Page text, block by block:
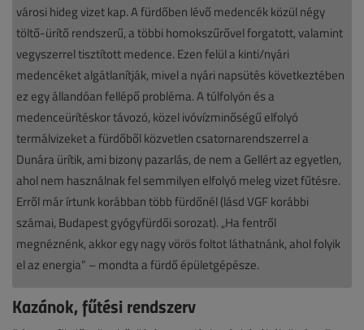
városi hideg vizet kap. A fürdőben lévő medencék közül négy
töltő-ürítő rendszerű, a többi homokszűrővel forgatott, valamint
vegyszerrel tisztított medence. Ezen felül a kinti/nyári
medencéket algátlanítják, mivel a nyári napsütés következtében
ez egy állandóan fellépő probléma. A túlfolyón és a
medenceürítéskor távozó, közel ivóvízminőségű elfolyó
termálvizeket a fürdőből közvetlen csatornarendszerrel a
Dunára ürítik, ami bizony pazarlás, de nem a Gellért az egyetlen,
ahol nem használnak fel semmilyen elfolyó meleg vizet fűtésre.
Erről már írtunk korábban több fürdőnél (lásd VGF korábbi
számai, Budapest gyógyfürdői sorozat). „Ha fentről
megnéznénk, akkor egy nagy vörös foltot láthatnánk, ahol folyik
el az energia” – mondta a fürdő épületgépésze.
Kazánok, fűtési rendszerv